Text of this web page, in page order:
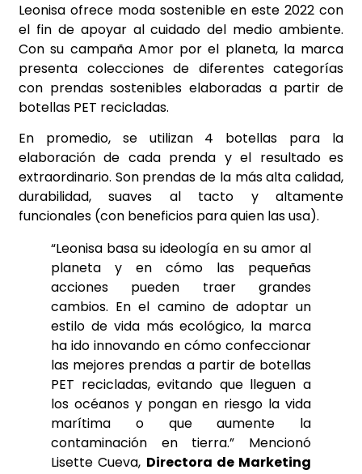
Leonisa ofrece moda sostenible en este 2022 con
el fin de apoyar al cuidado del medio ambiente.
Con su campaña Amor por el planeta, la marca
presenta colecciones de diferentes categorías
con prendas sostenibles elaboradas a partir de
botellas PET recicladas.
En promedio, se utilizan 4 botellas para la
elaboración de cada prenda y el resultado es
extraordinario. Son prendas de la más alta calidad,
durabilidad, suaves al tacto y altamente
funcionales (con beneficios para quien las usa).
“Leonisa basa su ideología en su amor al
planeta y en cómo las pequeñas
acciones pueden traer grandes
cambios. En el camino de adoptar un
estilo de vida más ecológico, la marca
ha ido innovando en cómo confeccionar
las mejores prendas a partir de botellas
PET recicladas, evitando que lleguen a
los océanos y pongan en riesgo la vida
marítima o que aumente la
contaminación en tierra.” Mencionó
Lisette Cueva, Directora de Marketing